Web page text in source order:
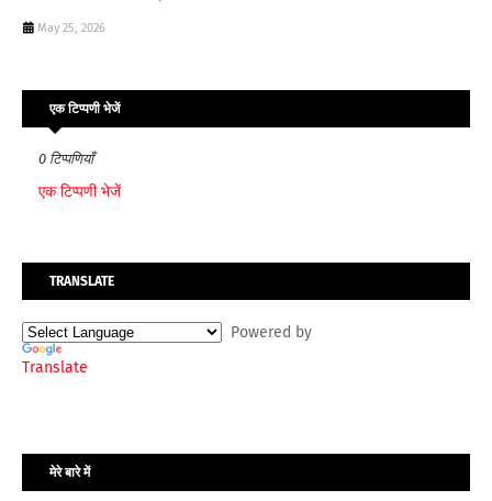
May 25, 2026
एक टिप्पणी भेजें
0 टिप्पणियाँ
एक टिप्पणी भेजें
TRANSLATE
Powered by
Translate
मेरे बारे में